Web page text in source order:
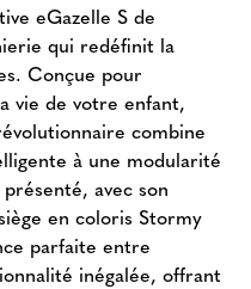
eGazelle S de
qui redéfinit la
Conçue pour
vie de votre enfant,
combine
à une modularité
avec son
en coloris Stormy
parfaite entre
inégalée, offrant